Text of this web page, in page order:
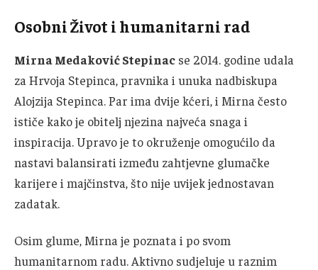
Osobni Život i humanitarni rad
Mirna Medaković Stepinac se 2014. godine udala
za Hrvoja Stepinca, pravnika i unuka nadbiskupa
Alojzija Stepinca. Par ima dvije kćeri, i Mirna često
ističe kako je obitelj njezina najveća snaga i
inspiracija. Upravo je to okruženje omogućilo da
nastavi balansirati između zahtjevne glumačke
karijere i majčinstva, što nije uvijek jednostavan
zadatak.
Osim glume, Mirna je poznata i po svom
humanitarnom radu. Aktivno sudjeluje u raznim